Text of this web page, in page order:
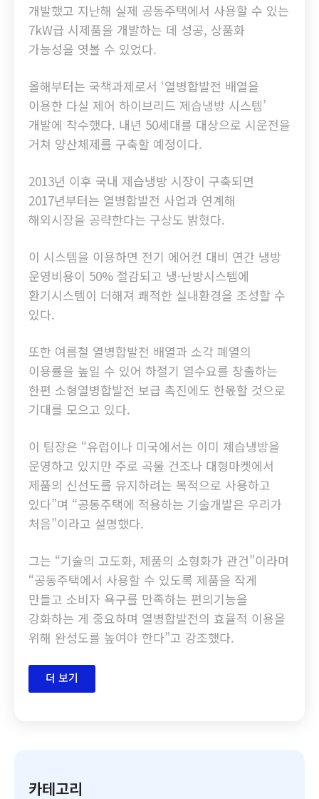
개발했고 지난해 실제 공동주택에서 사용할 수 있는
7kW급 시제품을 개발하는 데 성공, 상품화
가능성을 엿볼 수 있었다.
올해부터는 국책과제로서 ‘열병합발전 배열을
이용한 다실 제어 하이브리드 제습냉방 시스템’
개발에 착수했다. 내년 50세대를 대상으로 시운전을
거쳐 양산체제를 구축할 예정이다.
2013년 이후 국내 제습냉방 시장이 구축되면
2017년부터는 열병합발전 사업과 연계해
해외시장을 공략한다는 구상도 밝혔다.
이 시스템을 이용하면 전기 에어컨 대비 연간 냉방
운영비용이 50% 절감되고 냉·난방시스템에
환기시스템이 더해져 쾌적한 실내환경을 조성할 수
있다.
또한 여름철 열병합발전 배열과 소각 폐열의
이용률을 높일 수 있어 하절기 열수요를 창출하는
한편 소형열병합발전 보급 촉진에도 한몫할 것으로
기대를 모으고 있다.
이 팀장은 “유럽이나 미국에서는 이미 제습냉방을
운영하고 있지만 주로 곡물 건조나 대형마켓에서
제품의 신선도를 유지하려는 목적으로 사용하고
있다”며 “공동주택에 적용하는 기술개발은 우리가
처음”이라고 설명했다.
그는 “기술의 고도화, 제품의 소형화가 관건”이라며
“공동주택에서 사용할 수 있도록 제품을 작게
만들고 소비자 욕구를 만족하는 편의기능을
강화하는 게 중요하며 열병합발전의 효율적 이용을
위해 완성도를 높여야 한다”고 강조했다.
더 보기
카테고리